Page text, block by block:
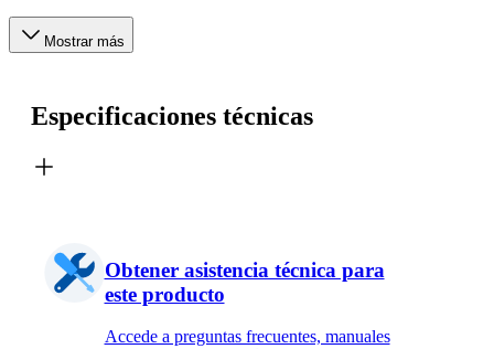
Mostrar más
Especificaciones técnicas
Obtener asistencia técnica para
este producto
Accede a preguntas frecuentes, manuales